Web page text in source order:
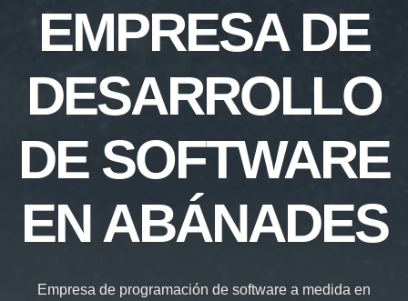
EMPRESA DE
DESARROLLO
DE SOFTWARE
EN ABÁNADES
Empresa de programación de software a medida en